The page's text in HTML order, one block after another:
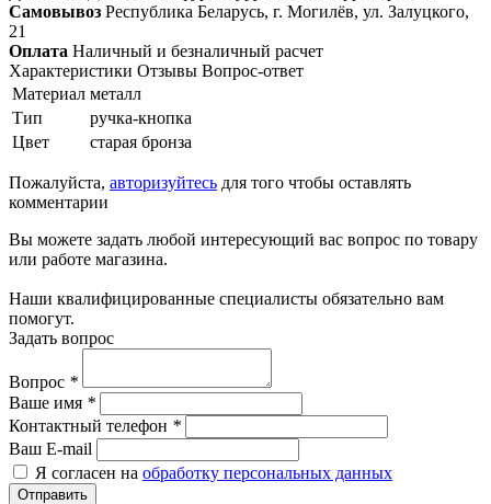
Самовывоз Республика Беларусь, г. Могилёв, ул. Залуцкого,
21
Оплата Наличный и безналичный расчет
Характеристики Отзывы Вопрос-ответ
Материал металл
Тип
ручка-кнопка
Цвет
старая бронза
Пожалуйста, авторизуйтесь для того чтобы оставлять
комментарии
Вы можете задать любой интересующий вас вопрос по товару
или работе магазина.
Наши квалифицированные специалисты обязательно вам
помогут.
Задать вопрос
Вопрос *
Ваше имя *
Контактный телефон *
Ваш E-mail
Я согласен на обработку персональных данных
Отправить